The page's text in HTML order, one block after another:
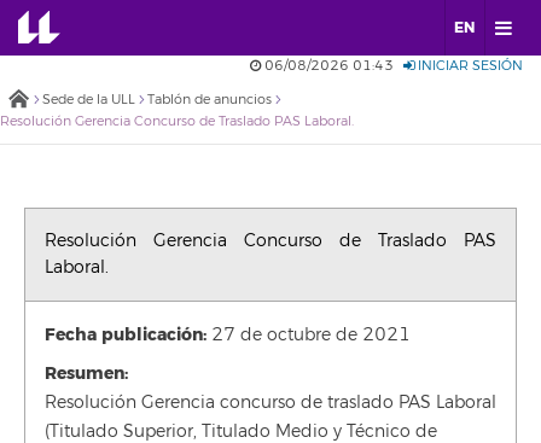
EN
06/08/2026 01:43 INICIAR SESIÓN
Sede de la ULL
Tablón de anuncios
Resolución Gerencia Concurso de Traslado PAS Laboral.
Resolución Gerencia Concurso de Traslado PAS
Laboral.
Fecha publicación: 27 de octubre de 2021
Resumen:
Resolución Gerencia concurso de traslado PAS Laboral
(Titulado Superior, Titulado Medio y Técnico de